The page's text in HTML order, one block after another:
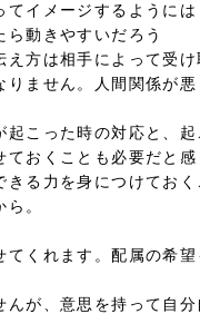
てイメージするようには
動きやすいだろう
え方は相手によって受け
りません。人間関係が悪
起こった時の対応と、起
ておくことも必要だと感
きる力を身につけておく
。
てくれます。配属の希望
んが、意思を持って自分